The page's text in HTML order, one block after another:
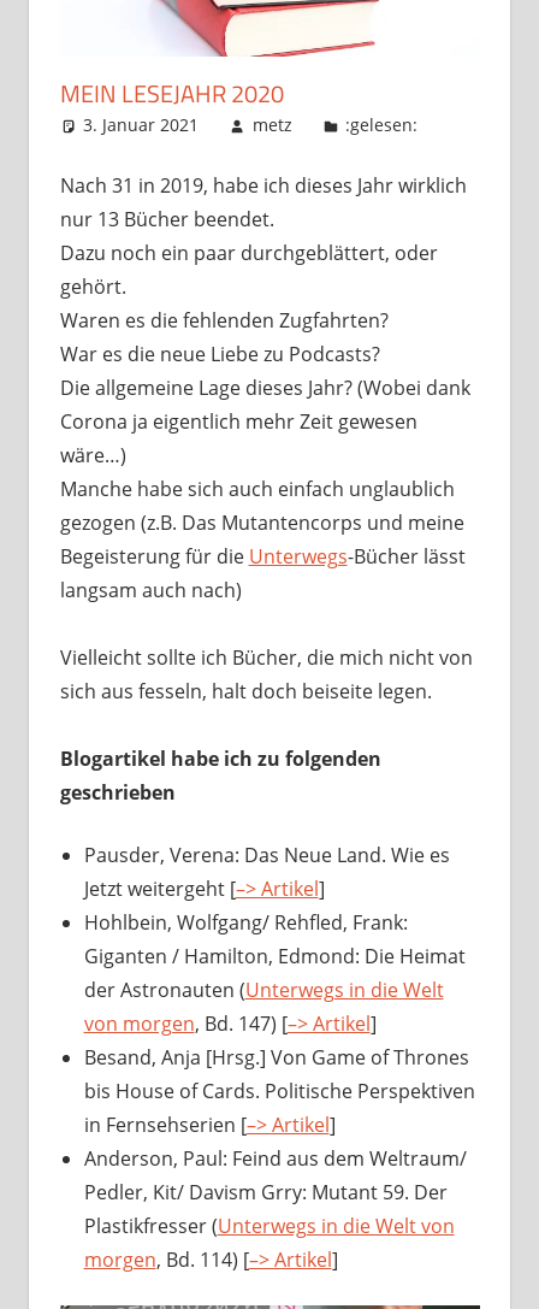
MEIN LESEJAHR 2020
3. Januar 2021 metz :gelesen:
Nach 31 in 2019, habe ich dieses Jahr wirklich
nur 13 Bücher beendet.
Dazu noch ein paar durchgeblättert, oder
gehört.
Waren es die fehlenden Zugfahrten?
War es die neue Liebe zu Podcasts?
Die allgemeine Lage dieses Jahr? (Wobei dank
Corona ja eigentlich mehr Zeit gewesen
wäre…)
Manche habe sich auch einfach unglaublich
gezogen (z.B. Das Mutantencorps und meine
Begeisterung für die Unterwegs-Bücher lässt
langsam auch nach)
Vielleicht sollte ich Bücher, die mich nicht von
sich aus fesseln, halt doch beiseite legen.
Blogartikel habe ich zu folgenden
geschrieben
Pausder, Verena: Das Neue Land. Wie es
Jetzt weitergeht [–> Artikel]
Hohlbein, Wolfgang/ Rehfled, Frank:
Giganten / Hamilton, Edmond: Die Heimat
der Astronauten (Unterwegs in die Welt
von morgen, Bd. 147) [–> Artikel]
Besand, Anja [Hrsg.] Von Game of Thrones
bis House of Cards. Politische Perspektiven
in Fernsehserien [–> Artikel]
Anderson, Paul: Feind aus dem Weltraum/
Pedler, Kit/ Davism Grry: Mutant 59. Der
Plastikfresser (Unterwegs in die Welt von
morgen, Bd. 114) [–> Artikel]